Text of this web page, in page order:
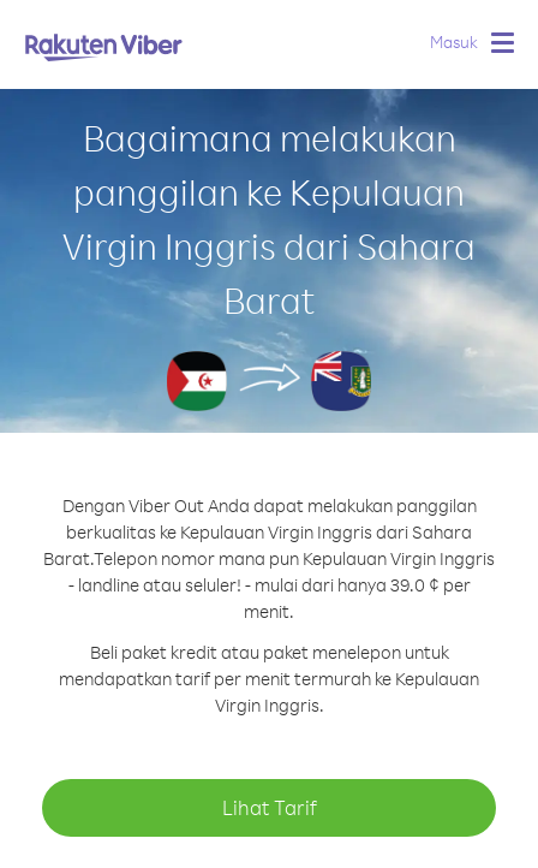
Masuk
Bagaimana melakukan
panggilan ke Kepulauan
Virgin Inggris dari Sahara
Barat
Dengan Viber Out Anda dapat melakukan panggilan
berkualitas ke Kepulauan Virgin Inggris dari Sahara
Barat.Telepon nomor mana pun Kepulauan Virgin Inggris
- landline atau seluler! - mulai dari hanya 39.0 ¢ per
menit.
Beli paket kredit atau paket menelepon untuk
mendapatkan tarif per menit termurah ke Kepulauan
Virgin Inggris.
Lihat Tarif